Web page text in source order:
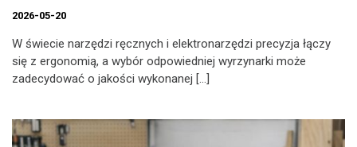
2026-05-20
W świecie narzędzi ręcznych i elektronarzędzi precyzja łączy
się z ergonomią, a wybór odpowiedniej wyrzynarki może
zadecydować o jakości wykonanej […]